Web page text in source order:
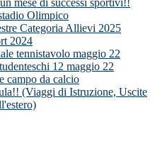
mese di successi sportivi!!
Olimpico
Categoria Allievi 2025
2024
tennistavolo maggio 22
12 maggio 22
campo da calcio
(Viaggi di Istruzione, Uscite